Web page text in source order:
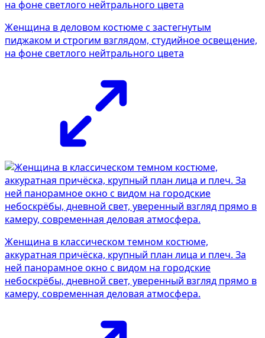
Женщина в деловом костюме с застегнутым
пиджаком и строгим взглядом, студийное освещение,
на фоне светлого нейтрального цвета
Женщина в классическом темном костюме,
аккуратная причёска, крупный план лица и плеч. За
ней панорамное окно с видом на городские
небоскрёбы, дневной свет, уверенный взгляд прямо в
камеру, современная деловая атмосфера.